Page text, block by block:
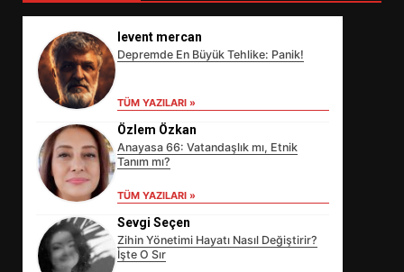
levent mercan
Depremde En Büyük Tehlike: Panik!
TÜM YAZILARI »
Özlem Özkan
Anayasa 66: Vatandaşlık mı, Etnik
Tanım mı?
TÜM YAZILARI »
Sevgi Seçen
Zihin Yönetimi Hayatı Nasıl Değiştirir?
İşte O Sır